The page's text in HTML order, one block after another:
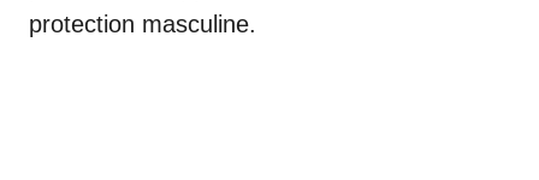
protection masculine.